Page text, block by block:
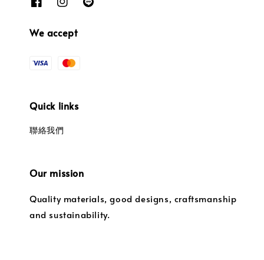
We accept
Quick links
聯絡我們
Our mission
Quality materials, good designs, craftsmanship
and sustainability.